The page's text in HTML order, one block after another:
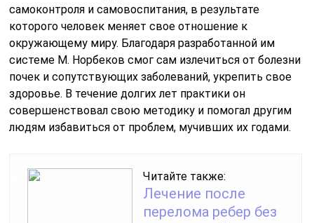
самоконтроля и самовоспитания, в результате
которого человек меняет свое отношение к
окружающему миру. Благодаря разработанной им
системе М. Норбеков смог сам излечиться от болезни
почек и сопутствующих заболеваний, укрепить свое
здоровье. В течение долгих лет практики он
совершенствовал свою методику и помогал другим
людям избавиться от проблем, мучивших их годами.
Читайте также:
Лечение после
перелома ребер без